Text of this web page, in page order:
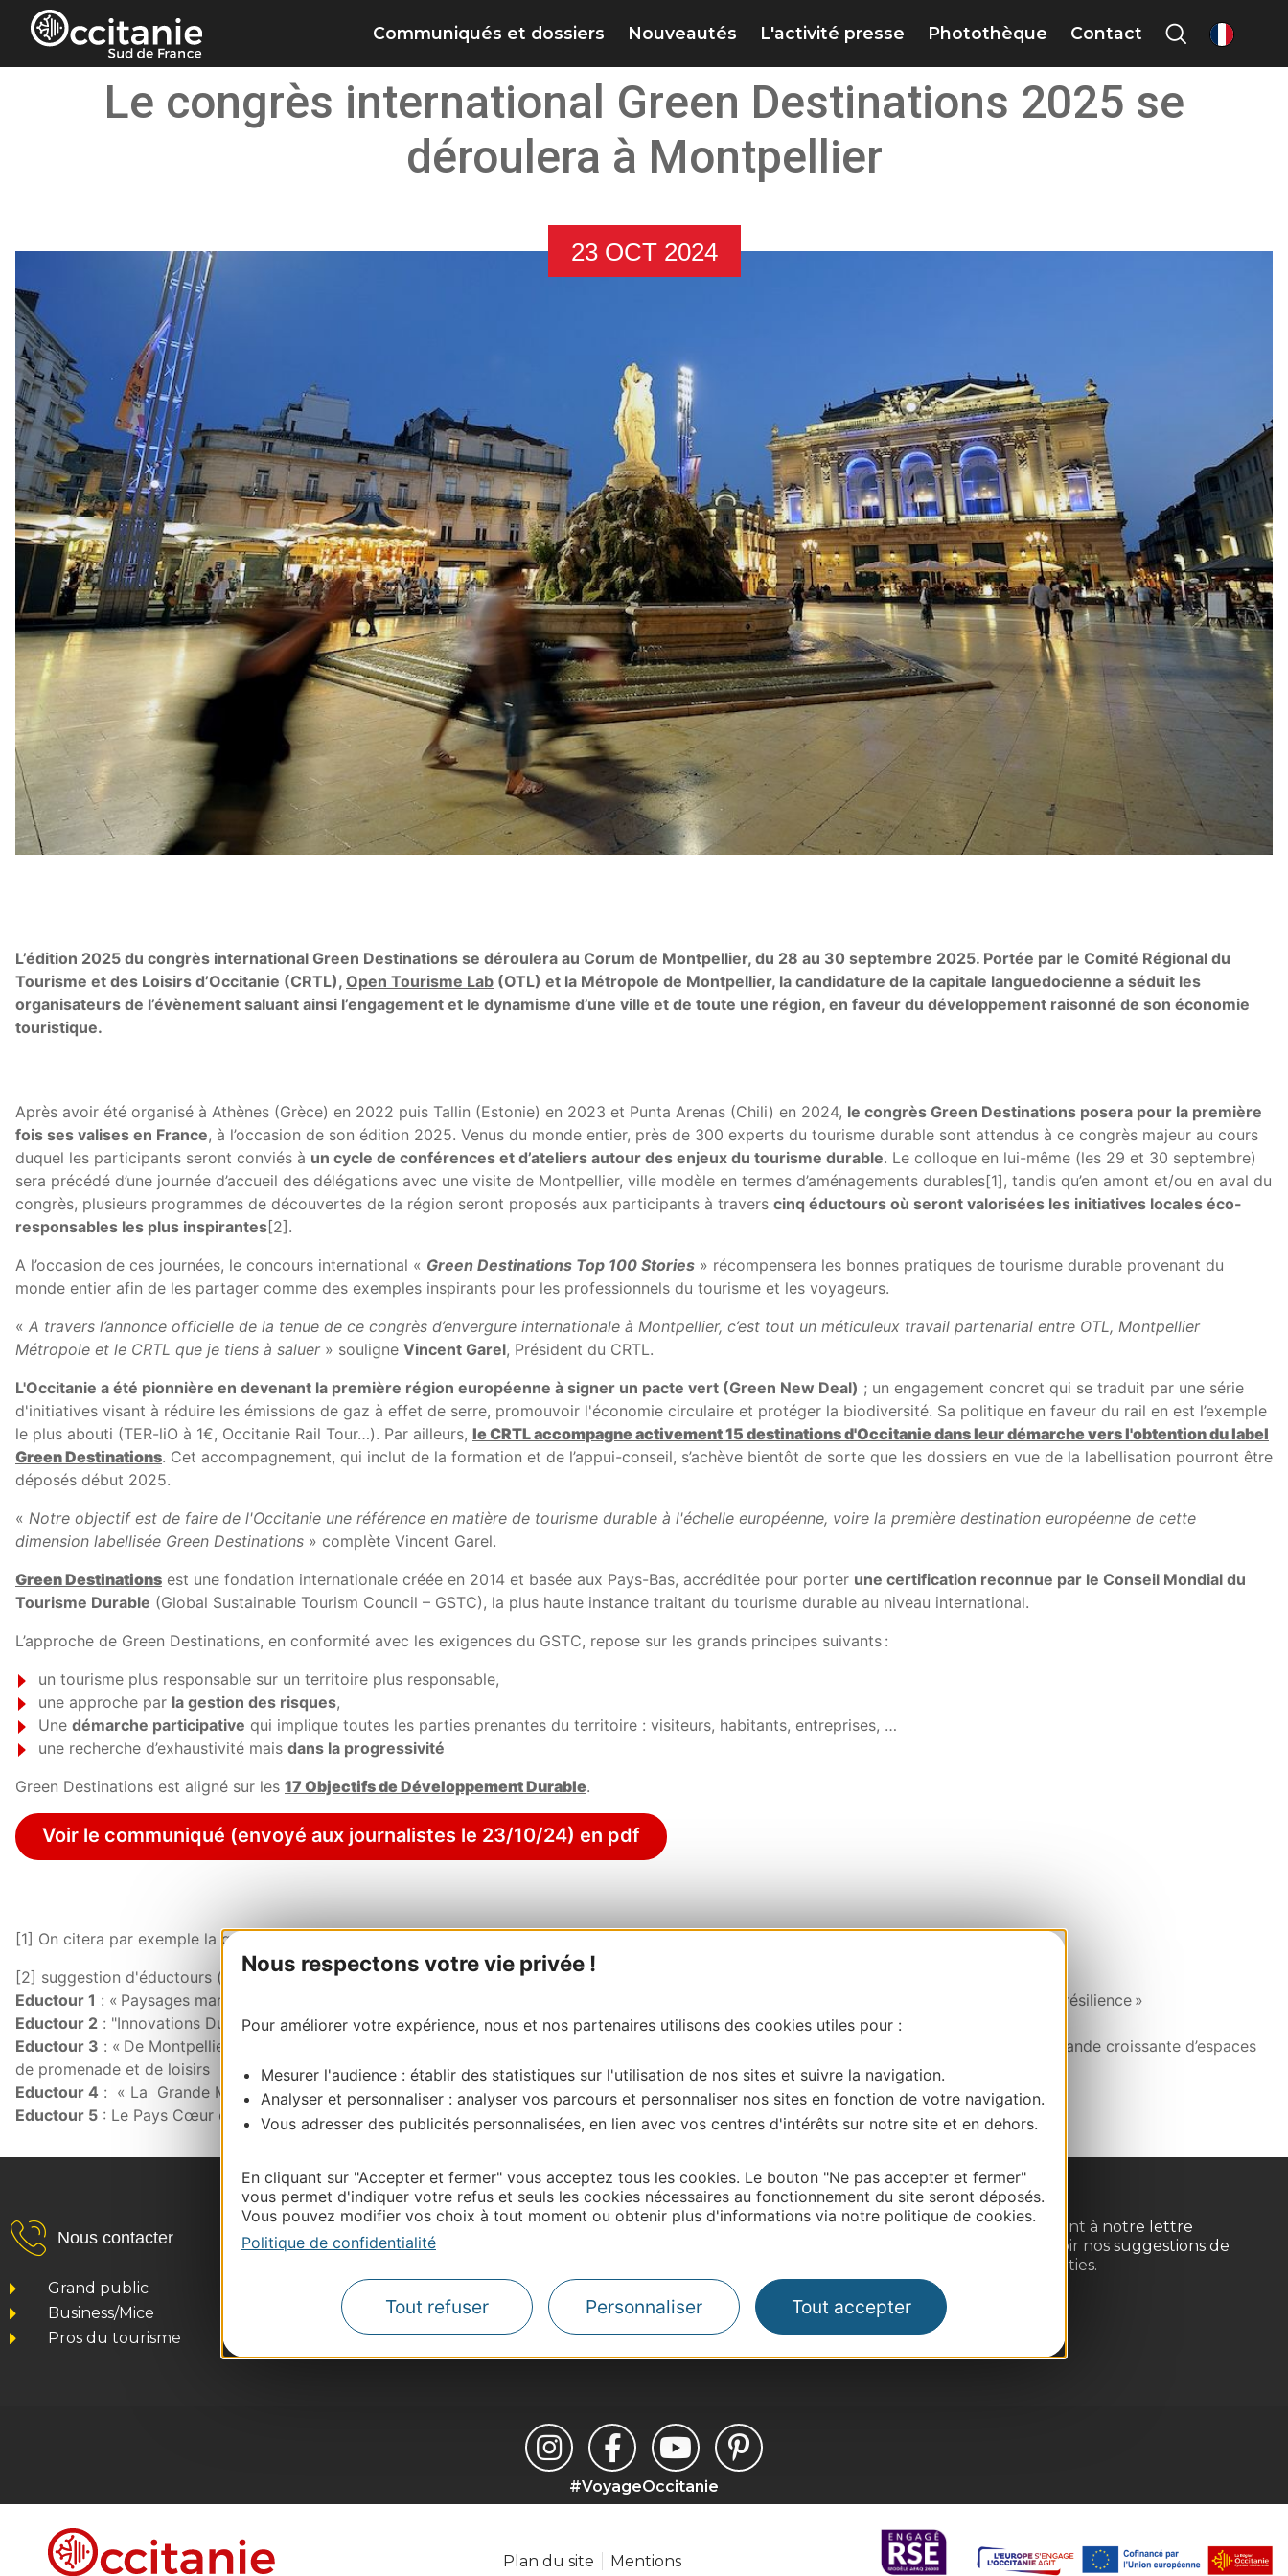
Panneau de gestion des cookies
Nous respectons votre vie privée !
Pour améliorer votre expérience, nous et nos partenaires utilisons des cookies utiles pour :
Mesurer l'audience : établir des statistiques sur l'utilisation de nos sites et suivre la navigation.
Analyser et personnaliser : analyser vos parcours et personnaliser nos sites en fonction de votre navigation.
Vous adresser des publicités personnalisées, en lien avec vos centres d'intérêts sur notre site et en dehors.
En cliquant sur "Accepter et fermer" vous acceptez tous les cookies. Le bouton "Ne pas accepter et fermer"
vous permet d'indiquer votre refus et seuls les cookies nécessaires au fonctionnement du site seront déposés.
Vous pouvez modifier vos choix à tout moment ou obtenir plus d'informations via notre politique de cookies.
Politique de confidentialité
Tout refuser Personnaliser Tout accepter
Communiqués et dossiers Nouveautés L'activité presse Photothèque Contact fr
Le congrès international Green Destinations 2025 se
déroulera à Montpellier
23 OCT 2024
L’édition 2025 du congrès international Green Destinations se déroulera au Corum de Montpellier, du 28 au 30 septembre 2025. Portée par le Comité Régional du
Tourisme et des Loisirs d’Occitanie (CRTL), Open Tourisme Lab (OTL) et la Métropole de Montpellier, la candidature de la capitale languedocienne a séduit les
organisateurs de l’évènement saluant ainsi l’engagement et le dynamisme d’une ville et de toute une région, en faveur du développement raisonné de son économie
touristique.
Après avoir été organisé à Athènes (Grèce) en 2022 puis Tallin (Estonie) en 2023 et Punta Arenas (Chili) en 2024, le congrès Green Destinations posera pour la première
fois ses valises en France, à l’occasion de son édition 2025. Venus du monde entier, près de 300 experts du tourisme durable sont attendus à ce congrès majeur au cours
duquel les participants seront conviés à un cycle de conférences et d’ateliers autour des enjeux du tourisme durable. Le colloque en lui-même (les 29 et 30 septembre)
sera précédé d’une journée d’accueil des délégations avec une visite de Montpellier, ville modèle en termes d’aménagements durables[1], tandis qu’en amont et/ou en aval du
congrès, plusieurs programmes de découvertes de la région seront proposés aux participants à travers cinq éductours où seront valorisées les initiatives locales éco-
responsables les plus inspirantes[2].
A l’occasion de ces journées, le concours international « Green Destinations Top 100 Stories » récompensera les bonnes pratiques de tourisme durable provenant du
monde entier afin de les partager comme des exemples inspirants pour les professionnels du tourisme et les voyageurs.
« A travers l’annonce officielle de la tenue de ce congrès d’envergure internationale à Montpellier, c’est tout un méticuleux travail partenarial entre OTL, Montpellier
Métropole et le CRTL que je tiens à saluer» souligne Vincent Garel, Président du CRTL.
L'Occitanie a été pionnière en devenant la première région européenne à signer un pacte vert (Green New Deal) ; un engagement concret qui se traduit par une série
d'initiatives visant à réduire les émissions de gaz à effet de serre, promouvoir l'économie circulaire et protéger la biodiversité. Sa politique en faveur du rail en est l’exemple
le plus abouti (TER-liO à 1€, Occitanie Rail Tour…). Par ailleurs, le CRTL accompagne activement 15 destinations d'Occitanie dans leur démarche vers l'obtention du label
Green Destinations. Cet accompagnement, qui inclut de la formation et de l’appui-conseil, s’achève bientôt de sorte que les dossiers en vue de la labellisation pourront être
déposés début 2025.
« Notre objectif est de faire de l'Occitanie une référence en matière de tourisme durable à l'échelle européenne, voire la première destination européenne de cette
dimension labellisée Green Destinations » complète Vincent Garel.
Green Destinations est une fondation internationale créée en 2014 et basée aux Pays-Bas, accréditée pour porter une certification reconnue par le Conseil Mondial du
Tourisme Durable (Global Sustainable Tourism Council – GSTC), la plus haute instance traitant du tourisme durable au niveau international.
L’approche de Green Destinations, en conformité avec les exigences du GSTC, repose sur les grands principes suivants :
un tourisme plus responsable sur un territoire plus responsable,
une approche par la gestion des risques,
Une démarche participative qui implique toutes les parties prenantes du territoire : visiteurs, habitants, entreprises, …
une recherche d’exhaustivité mais dans la progressivité
Green Destinations est aligné sur les 17 Objectifs de Développement Durable.
Voir le communiqué (envoyé aux journalistes le 23/10/24) en pdf
[1] On citera par exemple la gratuité du réseau tram/bus pour l’ensemble des habitants de Montpellier Métropole
[2] suggestion d'éductours (tels que présentés dans le dossier de candidature) :
Eductour 1 : « Paysages martiens et lunaires du Grand Site du Salagou et Cirque de Mourèze – 600 millions d’années d’histoire de la Terre et de résilience »
Eductour 2 : "Innovations Durables à Sète-Archipel de Thau : une Journée de Découvertes Écoresponsables"
Eductour 3 : « De Montpellier à la mer, espaces naturels protégés, biodiversité et patrimoine remarquables : équilibre entre préservation, et demande croissante d’espaces
de promenade et de loisirs
Eductour 4 : « La Grande Motte, station touristique engagée, classée patrimoine du 20ème siècle »
Eductour 5 : Le Pays Cœur d’Hérault ; une destination résolument engagée pour un tourisme durable.
Nous contacter
Grand public
Business/Mice
Pros du tourisme
Inscrivez-vous gratuitement à notre lettre
d'information pour recevoir nos suggestions de
séjours, de visites et de sorties.
Je m'abonne
#VoyageOccitanie
Plan du site Mentions